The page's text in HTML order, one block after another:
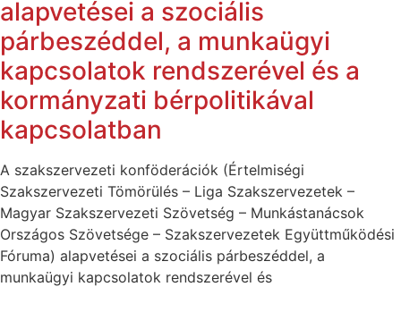
alapvetései a szociális
párbeszéddel, a munkaügyi
kapcsolatok rendszerével és a
kormányzati bérpolitikával
kapcsolatban
A szakszervezeti konföderációk (Értelmiségi
Szakszervezeti Tömörülés – Liga Szakszervezetek –
Magyar Szakszervezeti Szövetség – Munkástanácsok
Országos Szövetsége – Szakszervezetek Együttműködési
Fóruma) alapvetései a szociális párbeszéddel, a
munkaügyi kapcsolatok rendszerével és